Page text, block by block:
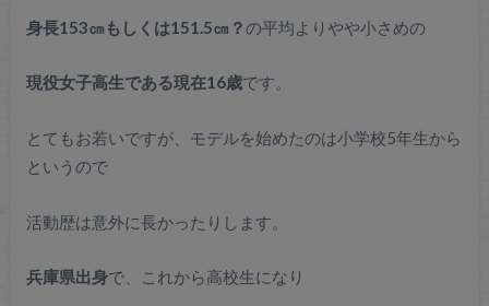
身長153㎝もしくは151.5㎝？の平均よりやや小さめの
現役女子高生である現在16歳です。
とてもお若いですが、モデルを始めたのは小学校5年生から
というので
活動歴は意外に長かったりします。
兵庫県出身で、これから高校生になり